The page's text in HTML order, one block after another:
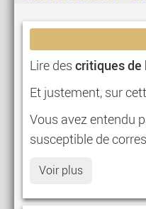
Lire descritiques de
Et justement, sur
Vous avez entendu
susceptible de
Voir plus